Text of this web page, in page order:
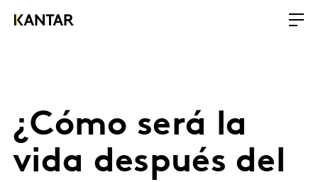
¿Cómo será la
vida después del